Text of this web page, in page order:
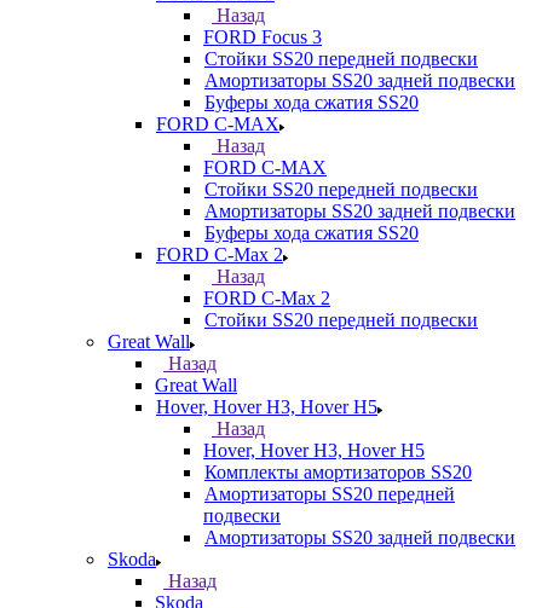
Назад
FORD Focus 3
Стойки SS20 передней подвески
Амортизаторы SS20 задней подвески
Буферы хода сжатия SS20
FORD С-MAX
Назад
FORD С-MAX
Стойки SS20 передней подвески
Амортизаторы SS20 задней подвески
Буферы хода сжатия SS20
FORD C-Max 2
Назад
FORD C-Max 2
Стойки SS20 передней подвески
Great Wall
Назад
Great Wall
Hover, Hover H3, Hover H5
Назад
Hover, Hover H3, Hover H5
Комплекты амортизаторов SS20
Амортизаторы SS20 передней
подвески
Амортизаторы SS20 задней подвески
Skoda
Назад
Skoda